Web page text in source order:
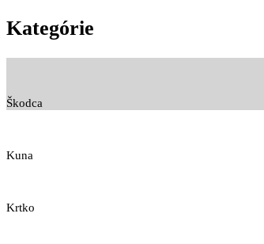
Kategórie
Škodca
Kuna
Krtko